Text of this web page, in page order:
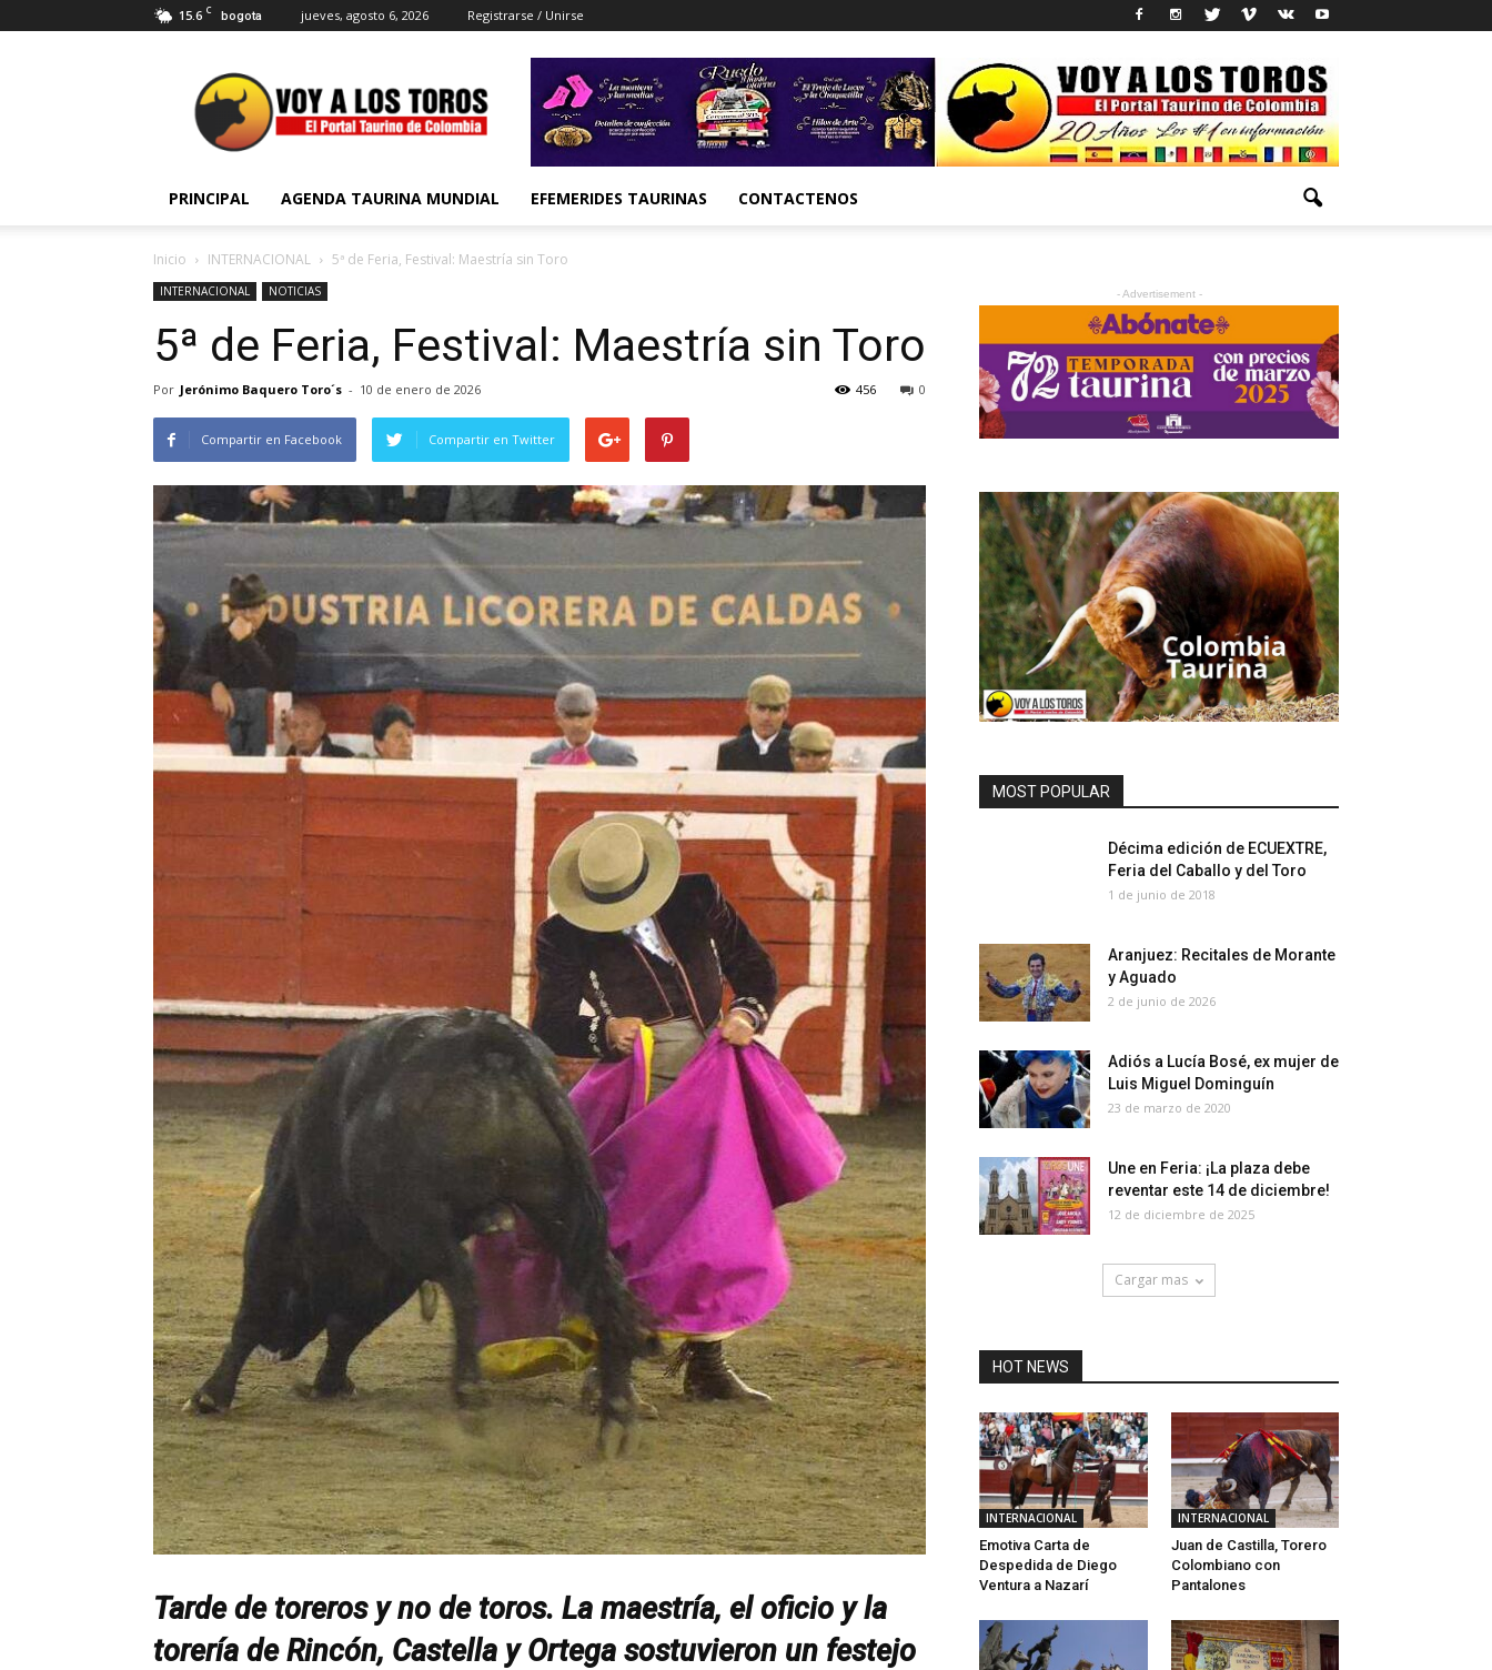
15.6 C bogota jueves, agosto 6, 2026 Registrarse / Unirse
Voy
a
Los
Toros
PRINCIPAL AGENDA TAURINA MUNDIAL EFEMERIDES TAURINAS CONTACTENOS
Inicio INTERNACIONAL 5ª de Feria, Festival: Maestría sin Toro
INTERNACIONAL NOTICIAS
5ª de Feria, Festival: Maestría sin Toro
Por Jerónimo Baquero Toro´s - 10 de enero de 2026 0
456
Compartir en Facebook Compartir en Twitter
Tarde de toreros y no de toros. La maestría, el oficio y la
torería de Rincón, Castella y Ortega sostuvieron un festejo
- Advertisement -
MOST POPULAR
Décima edición de ECUEXTRE,
Feria del Caballo y del Toro
1 de junio de 2018
Aranjuez: Recitales de Morante
y Aguado
2 de junio de 2026
Adiós a Lucía Bosé, ex mujer de
Luis Miguel Dominguín
23 de marzo de 2020
Une en Feria: ¡La plaza debe
reventar este 14 de diciembre!
12 de diciembre de 2025
Cargar mas
HOT NEWS
INTERNACIONAL
Emotiva Carta de
Despedida de Diego
Ventura a Nazarí
INTERNACIONAL
Juan de Castilla, Torero
Colombiano con
Pantalones